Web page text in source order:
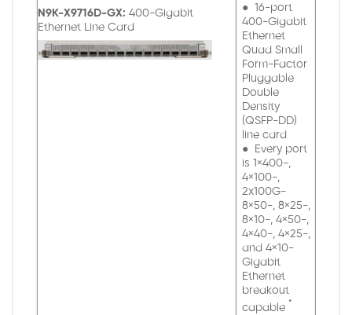
N9K-X9716D-GX: 400-Gigabit
Ethernet Line Card
● 16-port
400-Gigabit
Ethernet
Quad Small
Form-Factor
Pluggable
Double
Density
(QSFP-DD)
line card
● Every port
is 1×400-,
4×100-,
2x100G-
8×50-, 8×25-,
8×10-, 4×50-,
4×40-, 4×25-,
and 4×10-
Gigabit
Ethernet
breakout
capable *